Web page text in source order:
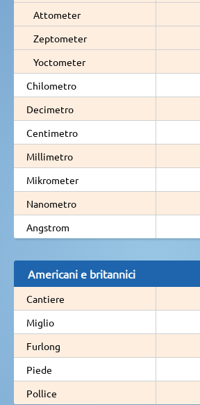
Attometer
Zeptometer
Yoctometer
Chilometro
Decimetro
Centimetro
Millimetro
Mikrometer
Nanometro
Angstrom
Americani e britannici
Cantiere
Miglio
Furlong
Piede
Pollice